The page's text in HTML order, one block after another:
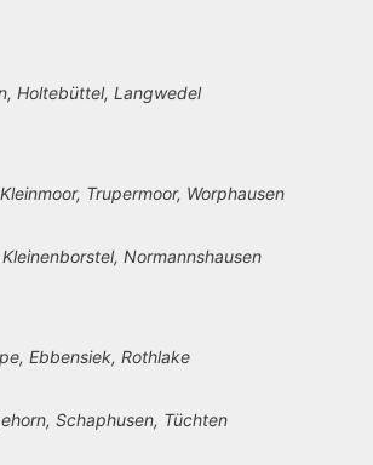
Holtebüttel, Langwedel
Trupermoor, Worphausen
Normannshausen
Ebbensiek, Rothlake
Schaphusen, Tüchten